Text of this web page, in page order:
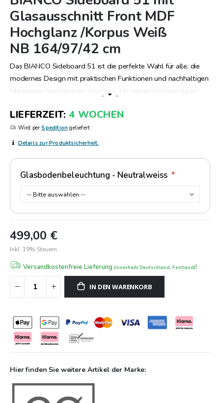
der
Bildergalerie
springen
Glasausschnitt Front MDF
Hochglanz /Korpus Weiß
NB 164/97/42 cm
Das BIANCO Sideboard 51 ist die perfekte Wahl für alle, die
modernes Design mit praktischen Funktionen und nachhaltigen
Nachbildung wird es zum stilvollen Blickfang in jedem Raum.
Durchdachtes Design und vielseitige Nutzung Das Sideboard
bietet: Außen je eine Tür, die großzügigen Stauraum für Ihre
kleinere Utensilien. Eine mittlere Tür mit Glasausschnitt, die Ihre
dekorativen Objekte elegant präsentiert. Nachhaltigkeit im
verantwortungsvolle Produktion. Perfekt für jedes Zuhause Mit
in verschiedenste Raumkonzepte ein und überzeugt durch
seine hochwertige Verarbeitung und zeitloses Design.
.. ..
LIEFERZEIT 4 WOCHEN
Wird perSpedition geliefert
Details zur Produktsicherheit.
Glasbodenbeleuchtung - Neutralweiss
499,00 €
Inkl. 19% Steuern
Versandkostenfreie Lieferung (innerhalb Deutschland, Festland)!
IN DEN WARENKORB
Hier finden Sie weitere Artikel der Marke: